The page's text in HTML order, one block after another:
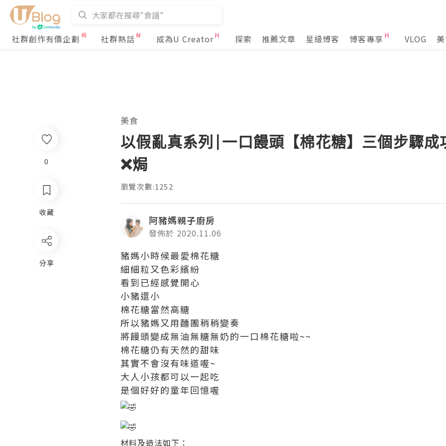
社群創作有價企劃 社群熱話 成為U Creator 探索 推薦文章 星級博客 博客專享 VLOG
0
收藏
分享
美食
以假亂真系列|一口饅頭【棉花糖】三個步驟成
❌焗
瀏覽次數:1252
阿豬媽親子廚房
發佈於 2020.11.06
豬媽小時候最愛棉花糖
細細粒又色彩繽紛
看到已經感覺開心
小豬還小
棉花糖當然高糖
所以豬媽又用麵團稍稍變奏
將饅頭變成無油無糖無奶的一口棉花糖啦~~
棉花糖仍有天然的甜味
其實不會沒有味道喔~
大人小孩都可以一起吃
是個好好的童年回憶喔
材料及造法如下：